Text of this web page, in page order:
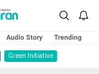
Audio Story
Trending
Green Initiative